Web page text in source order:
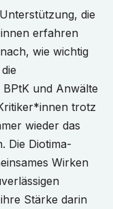
die
erfahren
wie wichtig
und Anwälte
trotz
wieder das
Die Diotima-
Wirken
Stärke darin